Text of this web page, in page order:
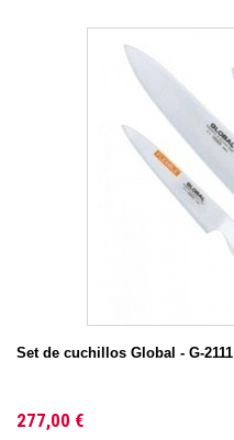
Set de cuchillos Global - G-2111
277,00 €